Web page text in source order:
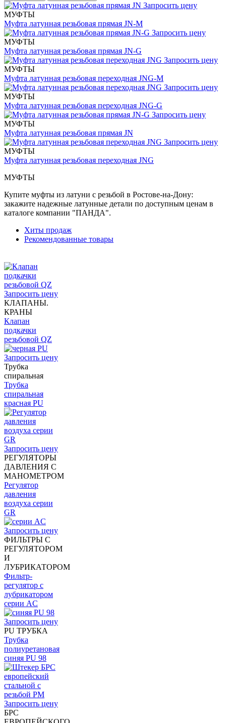
Запросить цену
МУФТЫ
Муфта латунная резьбовая прямая JN-M
Запросить цену
МУФТЫ
Муфта латунная резьбовая прямая JN-G
Запросить цену
МУФТЫ
Муфта латунная резьбовая переходная JNG-M
Запросить цену
МУФТЫ
Муфта латунная резьбовая переходная JNG-G
Запросить цену
МУФТЫ
Муфта латунная резьбовая прямая JN
Запросить цену
МУФТЫ
Муфта латунная резьбовая переходная JNG
МУФТЫ
Купите муфты из латуни с резьбой в Ростове-на-Дону:
закажите надежные латунные детали по доступным ценам в
каталоге компании "ПАНДА".
Хиты продаж
Рекомендованные товары
Запросить цену
КЛАПАНЫ.
КРАНЫ
Клапан
подкачки
резьбовой QZ
Запросить цену
Трубка
спиральная
Трубка
спиральная
красная PU
Запросить цену
РЕГУЛЯТОРЫ
ДАВЛЕНИЯ С
МАНОМЕТРОМ
Регулятор
давления
воздуха серии
GR
Запросить цену
ФИЛЬТРЫ С
РЕГУЛЯТОРОМ
И
ЛУБРИКАТОРОМ
Фильтр-
регулятор с
лубрикатором
серии AC
Запросить цену
PU ТРУБКА
Трубка
полиуретановая
синяя PU 98
Запросить цену
БРС